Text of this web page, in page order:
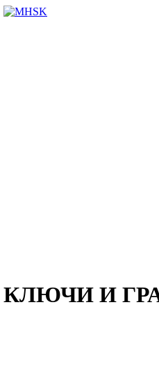
КЛЮЧИ И